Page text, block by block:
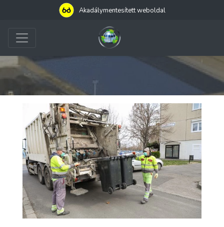
Akadálymentesített weboldal